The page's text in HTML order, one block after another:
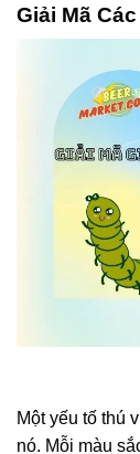
Giải Mã
Một yếu tố thú
nó. Mỗi màu